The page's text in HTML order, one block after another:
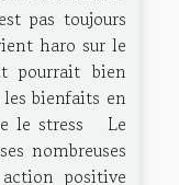
pas toujours
haro sur le
pourrait bien
bienfaits en
le stress Le
nombreuses
positive